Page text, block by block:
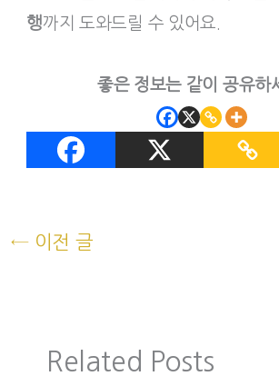
행까지 도와드릴 수 있어요.
좋은 정보는 같이 공유하
←이전 글
Related Posts